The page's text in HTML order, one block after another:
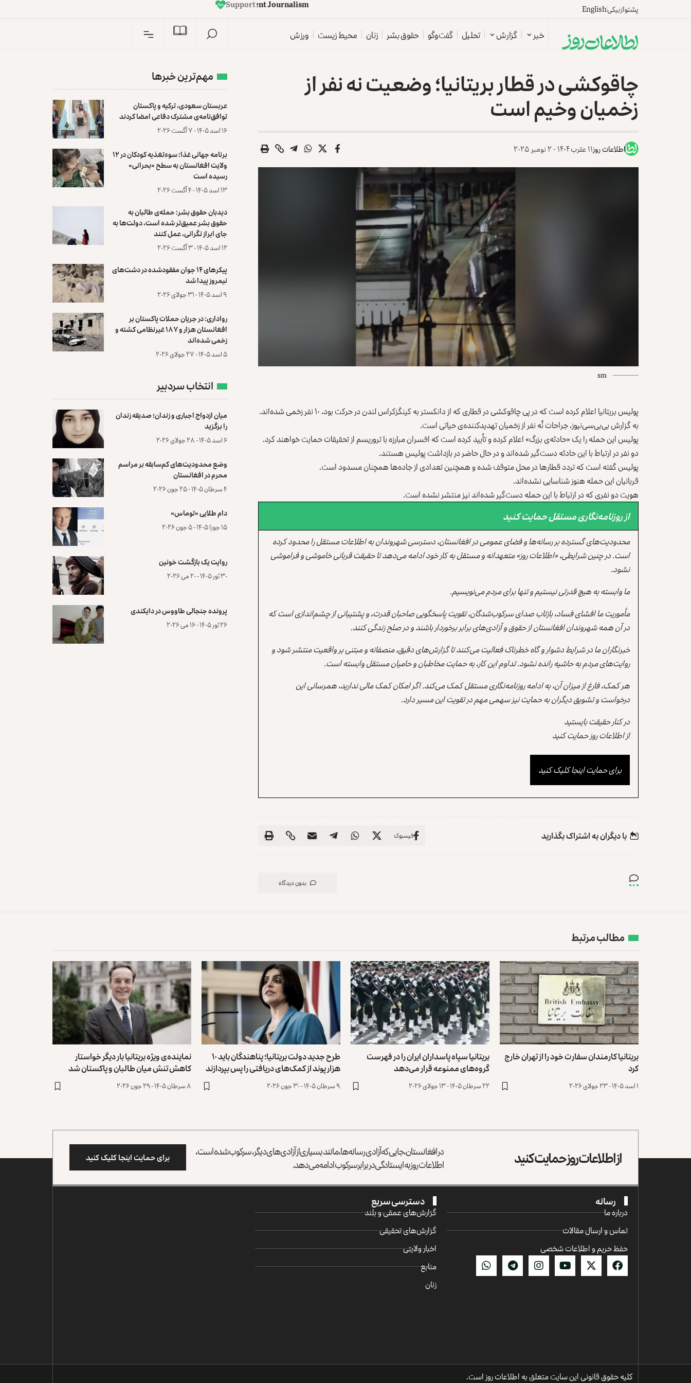
پشتوازبیکیEnglish
m
s
i
l
a
n
r
u
o
J
t
n
e
d
n
e
p
e
d
n
ISupport
خبر گزارش تحلیل گفت‌وگو حقوق بشر زنان محیط زیست ورزش
چاقوکشی در قطار بریتانیا؛ وضعیت نه نفر از
زخمیان وخیم است
اطلاعات روز۱۱ عقرب ۱۴۰۴ - ۲ نومبر ۲۰۲۵
sm
پولیس بریتانیا اعلام کرده است که در پی چاقوکشی در قطاری که از دانکستر به کینگزکراس لندن در حرکت بود، ۱۰ نفر زخمی شده‌اند.
به‌ گزارش بی‌بی‌سی‌نیوز، جراحات نُه نفر از زخمیان تهدیدکننده‌ی حیاتی است.
پولیس این حمله را یک «حادثه‌ی بزرگ» اعلام کرده و تأیید کرده است که افسران مبارزه با تروریسم از تحقیقات حمایت خواهند کرد.
دو نفر در ارتباط با این حادثه دست‌گیر شده‌اند و در حال حاضر در بازداشت پولیس هستند.
پولیس گفته است که تردد قطارها در محل متوقف شده و همچنین تعدادی از جاده‌ها همچنان مسدود است.
قربانیان این حمله هنوز شناسایی نشده‌اند.
هویت دو نفری که در ارتباط با این حمله دست‌گیر شده‌اند نیز منتشر نشده است.
از روزنامه‌نگاری مستقل حمایت کنید
محدودیت‌های گسترده بر رسانه‌ها و فضای عمومی در افغانستان، دسترسی شهروندان به اطلاعات مستقل را محدود کرده
است. در چنین شرایطی، «اطلاعات روز» متعهدانه و مستقل به کار خود ادامه می‌دهد تا حقیقت قربانی خاموشی و فراموشی
نشود.
ما وابسته به هیچ قدرتی نیستیم و تنها برای مردم می‌نویسیم.
مأموریت ما افشای فساد، بازتاب صدای سرکوب‌شدگان، تقویت پاسخگویی صاحبان قدرت، و پشتیبانی از چشم‌اندازی است که
در آن همه شهروندان افغانستان از حقوق و آزادی‌های برابر برخوردار باشند و در صلح زندگی کنند.
خبرنگاران ما در شرایط دشوار و گاه خطرناک فعالیت می‌کنند تا گزارش‌های دقیق، منصفانه و مبتنی بر واقعیت منتشر شود و
روایت‌های مردم به حاشیه رانده نشود. تداوم این کار، به حمایت مخاطبان و حامیان مستقل وابسته است.
هر کمک، فارغ از میزان آن، به ادامه روزنامه‌نگاری مستقل کمک می‌کند. اگر امکان کمک مالی ندارید، همرسانی این
درخواست و تشویق دیگران به حمایت نیز سهمی مهم در تقویت این مسیر دارد.
در کنار حقیقت بایستید
از اطلاعات روز حمایت کنید
برای حمایت اینجا کلیک کنید
با دیگران به‌‌ اشتراک بگذارید فیسبوک
بدون دیدگاه
مهم‌ترین خبرها
عربستان سعودی، ترکیه و پاکستان
توافق‌نامه‌ی مشترک دفاعی امضا کردند
۱۶ اسد ۱۴۰۵ - ۷ آگست ۲۰۲۶
برنامه جهانی غذا: سوءتغذیه کودکان در ۱۲
ولایت افغانستان به سطح «بحرانی»
رسیده است
۱۳ اسد ۱۴۰۵ - ۴ آگست ۲۰۲۶
دیدبان حقوق بشر: حمله‌ی طالبان به
حقوق بشر عمیق‌تر شده است، دولت‌ها به
جای ابراز نگرانی، عمل کنند
۱۲ اسد ۱۴۰۵ - ۳ آگست ۲۰۲۶
پیکرهای ۱۴ جوان مفقودشده در دشت‌های
نیمروز پیدا شد
۹ اسد ۱۴۰۵ - ۳۱ جولای ۲۰۲۶
رواداری: در جریان حملات پاکستان بر
افغانستان هزار و ۱۸۷ غیرنظامی کشته و
زخمی شده‌اند
۵ اسد ۱۴۰۵ - ۲۷ جولای ۲۰۲۶
انتخاب سردبیر
میان ازدواج اجباری و زندان؛ صدیقه زندان
را برگزید
۶ اسد ۱۴۰۵ - ۲۸ جولای ۲۰۲۶
وضع محدودیت‌های کم‌سابقه بر مراسم
محرم در افغانستان
۴ سرطان ۱۴۰۵ - ۲۵ جون ۲۰۲۶
دام طلایی «توماس»
۱۵ جوزا ۱۴۰۵ - ۵ جون ۲۰۲۶
روایت یک بازگشت خونین
۳۰ ثور ۱۴۰۵ - ۲۰ می ۲۰۲۶
پرونده‌ جنجالی طاووس در دایکندی
۲۶ ثور ۱۴۰۵ - ۱۶ می ۲۰۲۶
مطالب مرتبط
بریتانیا کارمندان سفارت خود را از تهران خارج
کرد
۱ اسد ۱۴۰۵ - ۲۳ جولای ۲۰۲۶
بریتانیا سپاه پاسداران‎ ‌‏ایران را در فهرست
گروه‌های ممنوعه ‏قرار می‌دهد
۲۲ سرطان ۱۴۰۵ - ۱۳ جولای ۲۰۲۶
طرح جدید دولت بریتانیا؛ پناهندگان باید ۱۰
هزار پوند از کمک‌های دریافتی را پس بپردازند
۹ سرطان ۱۴۰۵ - ۳۰ جون ۲۰۲۶
نماینده‌ی ویژه بریتانیا بار دیگر خواستار
کاهش تنش میان طالبان و پاکستان شد
۸ سرطان ۱۴۰۵ - ۲۹ جون ۲۰۲۶
از اطلاعات روز حمایت کنید در افغانستان، جایی که آزادی رسانه‌ها، مانند بسیاری از آزادی‌های دیگر، سرکوب شده است،
اطلاعات روز به ایستادگی در برابر سرکوب ادامه می‌دهد. برای حمایت اینجا کلیک کنید
رسانه
درباره ما
تماس و ارسال مقالات
حفظ حریم و اطلاعات شخصی
دسترسی سریع
گزارش‌‌های عمقی و بلند
گزارش‌های تحقیقی
اخبار ولایتی
منابع
زنان
کلیه حقوق قانونی این سایت متعلق به اطلاعات روز است.